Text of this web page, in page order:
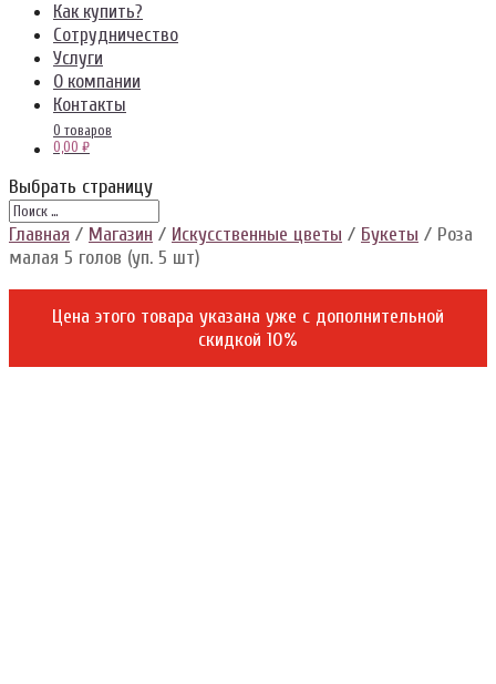
Как купить?
Сотрудничество
Услуги
О компании
Контакты
0 товаров
0,00 ₽
Выбрать страницу
Главная / Магазин / Искусственные цветы / Букеты / Роза
малая 5 голов (уп. 5 шт)
Цена этого товара указана уже c дополнительной
скидкой 10%